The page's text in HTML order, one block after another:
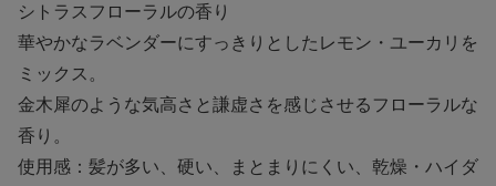
シトラスフローラルの香り
華やかなラベンダーにすっきりとしたレモン・ユーカリを
ミックス。
金木犀のような気高さと謙虚さを感じさせるフローラルな
香り。
使用感：髪が多い、硬い、まとまりにくい、乾燥・ハイダ